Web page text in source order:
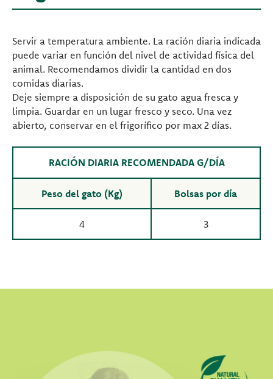
Servir a temperatura ambiente. La ración diaria indicada
puede variar en función del nivel de actividad física del
animal. Recomendamos dividir la cantidad en dos
comidas diarias.
Deje siempre a disposición de su gato agua fresca y
limpia. Guardar en un lugar fresco y seco. Una vez
abierto, conservar en el frigorífico por max 2 días.
RACIÓN DIARIA RECOMENDADA G/DÍA
Peso del gato (Kg) Bolsas por día
4 3